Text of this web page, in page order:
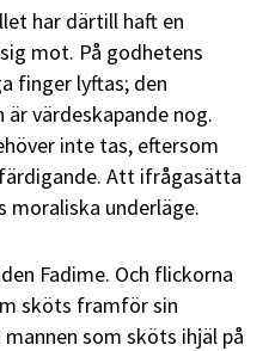
har därtill haft en
mot. På godhetens
finger lyftas; den
värdeskapande nog.
inte tas, eftersom
Att ifrågasätta
moraliska underläge.
Fadime. Och flickorna
sköts framför sin
som sköts ihjäl på